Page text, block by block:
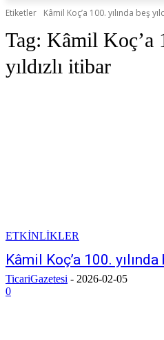
Etiketler Kâmil Koç’a 100. yılında beş
Tag: Kâmil Koç’a
yıldızlı itibar
ETKİNLİKLER
Kâmil Koç’a 100.
TicariGazetesi - 2026-02-05
0